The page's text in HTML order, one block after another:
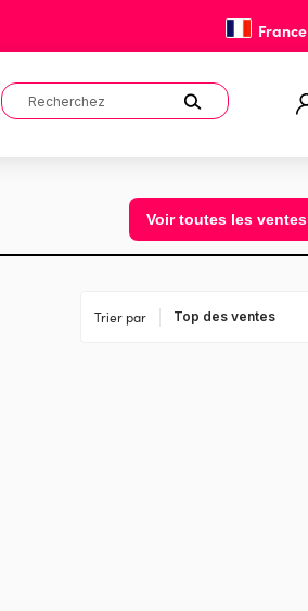
France
Voir toutes les ventes
Trier par